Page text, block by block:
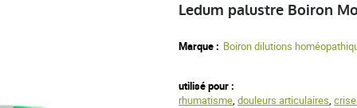
Ledum palustre Boiron
Marque : Boiron dilutions
utilisé pour :
rhumatisme, douleurs articulaires,